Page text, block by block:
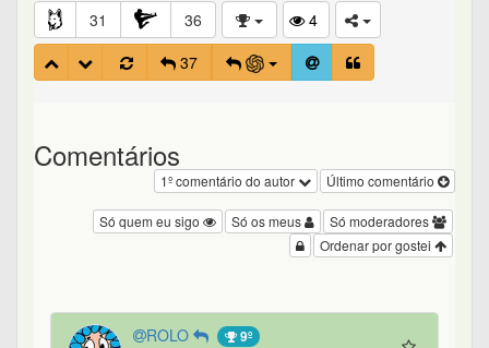
31 36
4
37
Comentários
Último comentário
1º comentário do autor
Só moderadores
Só os meus
Só quem eu sigo
Ordenar por gostei
ROLO 9º